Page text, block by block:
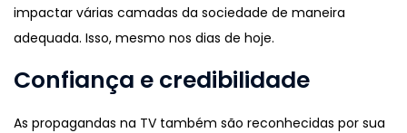
impactar várias camadas da sociedade de maneira
adequada. Isso, mesmo nos dias de hoje.
Confiança e credibilidade
As propagandas na TV também são reconhecidas por sua